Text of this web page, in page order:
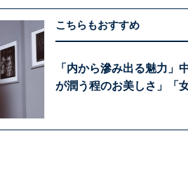
こちらもおすすめ
「内から滲み出る魅力」
が潤う程のお美しさ」「